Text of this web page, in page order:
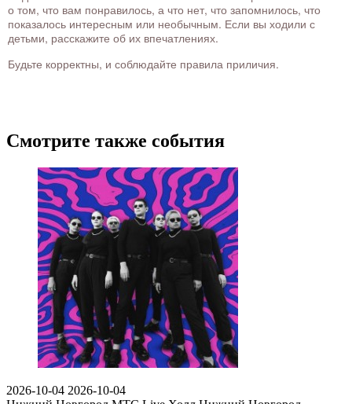
о том, что вам понравилось, а что нет, что запомнилось, что
показалось интересным или необычным. Если вы ходили с
детьми, расскажите об их впечатлениях.
Будьте корректны, и соблюдайте правила приличия.
Смотрите также события
2026-10-04 2026-10-04